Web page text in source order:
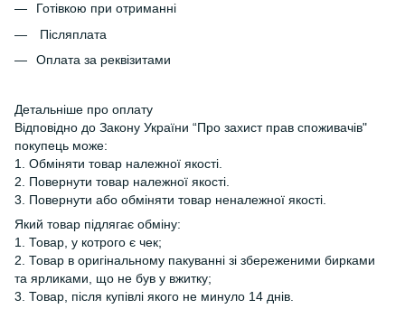
Готівкою при отриманні
Післяплата
Оплата за реквізитами
Детальніше про оплату
Відповідно до Закону України “Про захист прав споживачів"
покупець може:
1. Обміняти товар належної якості.
2. Повернути товар належної якості.
3. Повернути або обміняти товар неналежної якості.
Який товар підлягає обміну:
1. Товар, у котрого є чек;
2. Товар в оригінальному пакуванні зі збереженими бирками
та ярликами, що не був у вжитку;
3. Товар, після купівлі якого не минуло 14 днів.